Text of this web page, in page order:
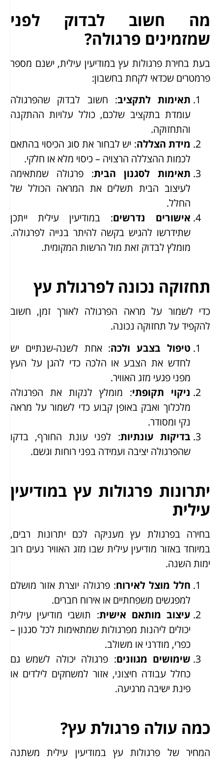
מה חשוב לבדוק לפני
שמזמינים פרגולה?
בעת בחירת פרגולות עץ במודיעין עילית, ישנם מספר
פרמטרים שכדאי לקחת בחשבון:
תאימות לתקציב: חשוב לבדוק שהפרגולה
עומדת בתקציב שלכם, כולל עלויות ההתקנה
והתחזוקה.
מידת הצללה: יש לבחור את סוג הכיסוי בהתאם
לכמות ההצללה הרצויה – כיסוי מלא או חלקי.
תאימות לסגנון הבית: פרגולה שמתאימה
לעיצוב הבית תשלים את המראה הכולל של
החלל.
אישורים נדרשים: במודיעין עילית ייתכן
שתידרשו להגיש בקשה להיתר בנייה לפרגולה.
מומלץ לבדוק זאת מול הרשות המקומית.
תחזוקה נכונה לפרגולת עץ
כדי לשמור על מראה הפרגולה לאורך זמן, חשוב
להקפיד על תחזוקה נכונה.
טיפול בצבע ולכה: אחת לשנה-שנתיים יש
לחדש את הצבע או הלכה כדי להגן על העץ
מפני פגעי מזג האוויר.
ניקוי תקופתי: מומלץ לנקות את הפרגולה
מלכלוך ואבק באופן קבוע כדי לשמור על מראה
נקי ומסודר.
בדיקות עונתיות: לפני עונת החורף, בדקו
שהפרגולה יציבה ועמידה בפני רוחות וגשם.
יתרונות פרגולות עץ במודיעין
עילית
בחירה בפרגולת עץ מעניקה לכם יתרונות רבים,
במיוחד באזור מודיעין עילית שבו מזג האוויר נעים רוב
ימות השנה.
חלל מוצל לאירוח: פרגולה יוצרת אזור מושלם
למפגשים משפחתיים או אירוח חברים.
עיצוב מותאם אישית: תושבי מודיעין עילית
יכולים ליהנות מפרגולות שמתאימות לכל סגנון –
כפרי, מודרני או משולב.
שימושים מגוונים: פרגולה יכולה לשמש גם
כחלל עבודה חיצוני, אזור למשחקים לילדים או
פינת ישיבה מרגיעה.
כמה עולה פרגולת עץ?
המחיר של פרגולות עץ במודיעין עילית משתנה